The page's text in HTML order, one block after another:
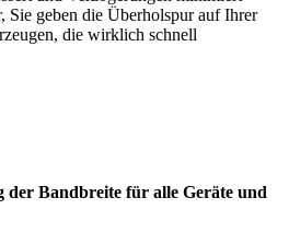
Sie geben die Überholspur auf Ihrer
die wirklich schnell
der Bandbreite für alle Geräte und